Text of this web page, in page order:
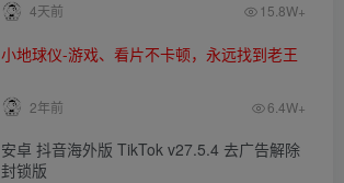
4天前 15.8W+
小地球仪-游戏、看片不卡顿，永远找到老王
2年前 6.4W+
安卓 抖音海外版 TikTok v27.5.4 去广告解除
封锁版